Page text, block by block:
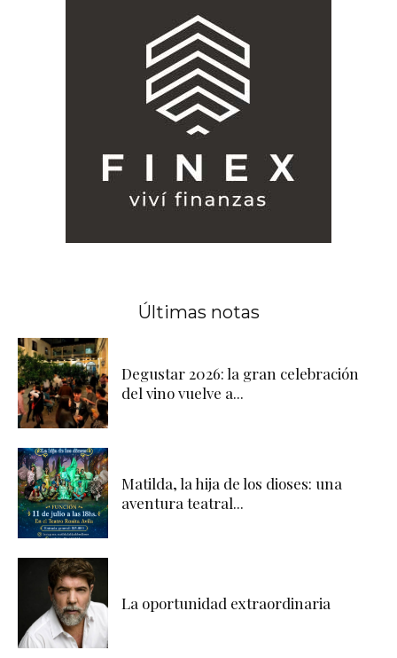
Últimas notas
Degustar 2026: la gran celebración
del vino vuelve a...
Matilda, la hija de los dioses: una
aventura teatral...
La oportunidad extraordinaria